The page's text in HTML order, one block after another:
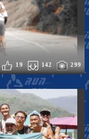
299
142
19